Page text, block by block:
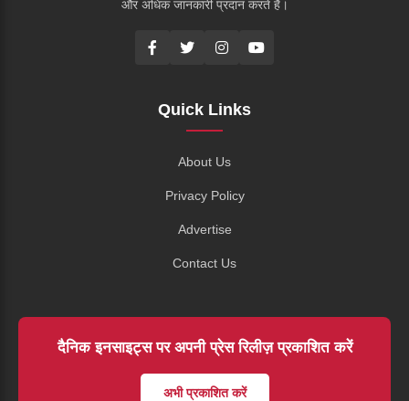
और अधिक जानकारी प्रदान करते हैं।
Quick Links
About Us
Privacy Policy
Advertise
Contact Us
दैनिक इनसाइट्स पर अपनी प्रेस रिलीज़ प्रकाशित करें
अभी प्रकाशित करें